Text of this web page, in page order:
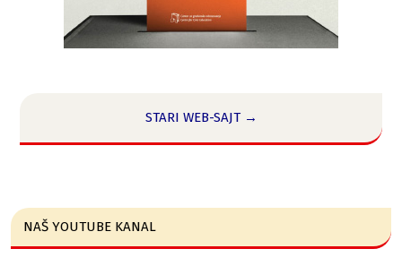
STARI WEB-SAJT →
NAŠ YOUTUBE KANAL